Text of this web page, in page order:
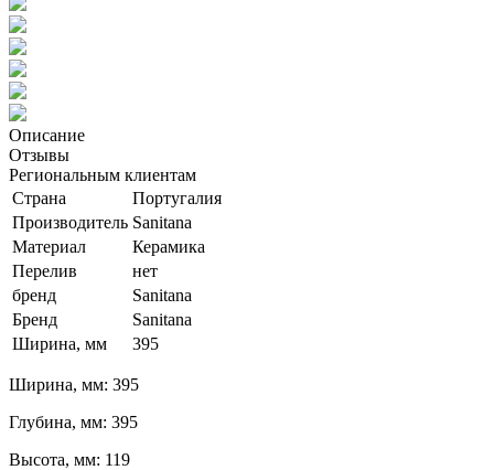
Описание
Отзывы
Региональным клиентам
Страна
Португалия
Производитель Sanitana
Материал
Керамика
Перелив
нет
бренд
Sanitana
Бренд
Sanitana
Ширина, мм
395
Ширина, мм: 395
Глубина, мм: 395
Высота, мм: 119